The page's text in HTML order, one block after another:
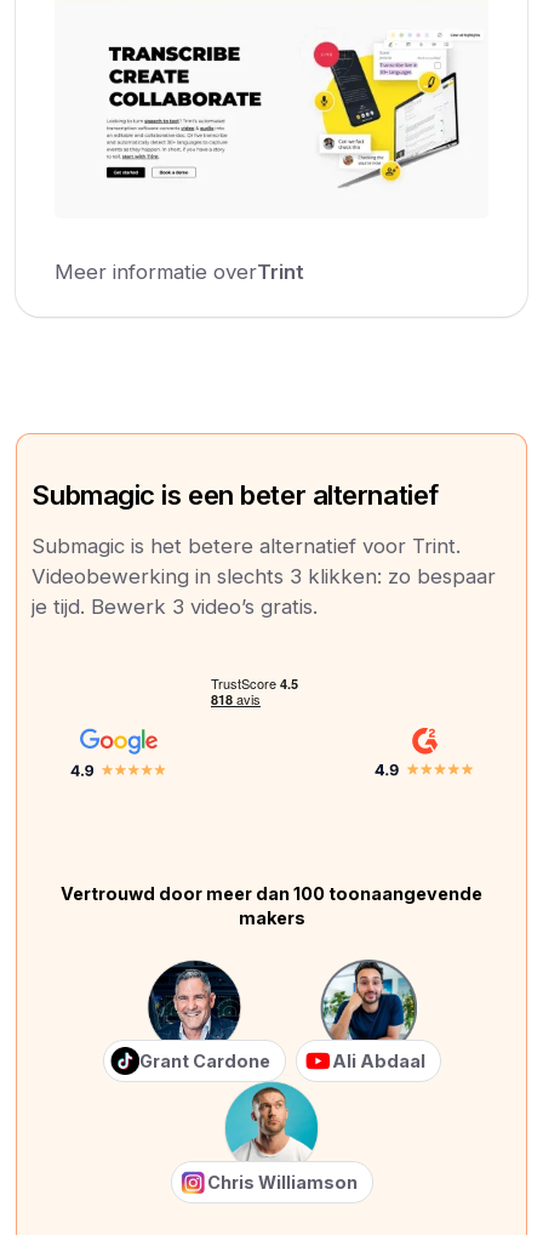
Meer informatie overTrint
Submagic is een beter alternatief
Submagic is het betere alternatief voor Trint.
Videobewerking in slechts 3 klikken: zo bespaar
je tijd. Bewerk 3 video’s gratis.
Vertrouwd door meer dan 100 toonaangevende
makers
Grant Cardone Ali Abdaal
Chris Williamson